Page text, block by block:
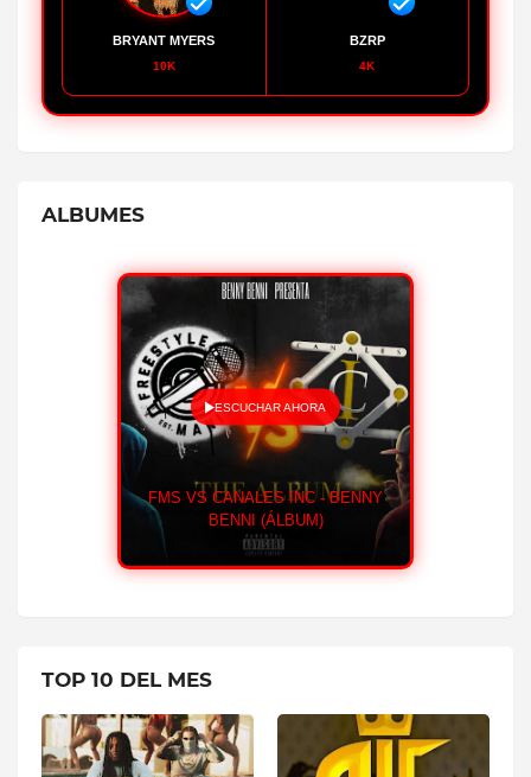
BRYANT MYERS
10K
BZRP
4K
ALBUMES
ESCUCHAR AHORA
FMS VS CANALES INC - BENNY
BENNI (ÁLBUM)
TOP 10 DEL MES